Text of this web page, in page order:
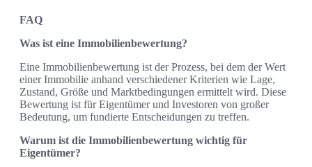
FAQ
Was ist eine Immobilienbewertung?
Eine Immobilienbewertung ist der Prozess, bei dem der Wert
einer Immobilie anhand verschiedener Kriterien wie Lage,
Zustand, Größe und Marktbedingungen ermittelt wird. Diese
Bewertung ist für Eigentümer und Investoren von großer
Bedeutung, um fundierte Entscheidungen zu treffen.
Warum ist die Immobilienbewertung wichtig für
Eigentümer?